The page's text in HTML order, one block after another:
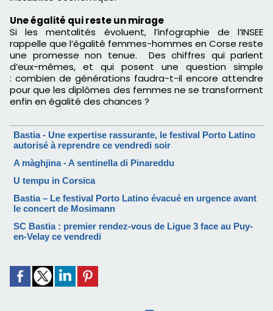
Une égalité qui reste un mirage
Si les mentalités évoluent, l’infographie de l’INSEE
rappelle que l’égalité femmes-hommes en Corse reste
une promesse non tenue. Des chiffres qui parlent
d’eux-mêmes, et qui posent une question simple
: combien de générations faudra-t-il encore attendre
pour que les diplômes des femmes ne se transforment
enfin en égalité des chances ?
Bastia - Une expertise rassurante, le festival Porto Latino
autorisé à reprendre ce vendredi soir
A màghjina - A sentinella di Pinareddu
U tempu in Corsica
Bastia – Le festival Porto Latino évacué en urgence avant
le concert de Mosimann
SC Bastia : premier rendez-vous de Ligue 3 face au Puy-
en-Velay ce vendredi